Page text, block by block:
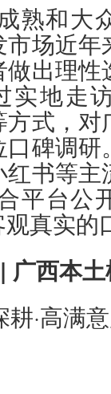
熟和大
场近
出理
实地走
式，
碑调
书等
平台公
真实的
| 广西本
耕·高满